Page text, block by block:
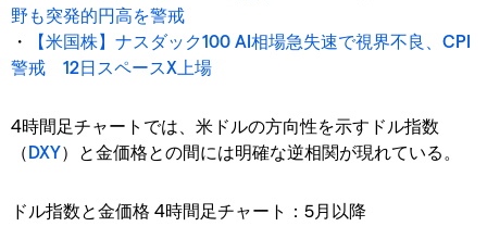
野も突発的円高を警戒
・
【米国株】ナスダック100 AI相場急失速で視界不良、CPI
警戒 12日スペースX上場
4時間足チャートでは、米ドルの方向性を示すドル指数
（DXY）と金価格との間には明確な逆相関が現れている。
ドル指数と金価格 4時間足チャート：5月以降